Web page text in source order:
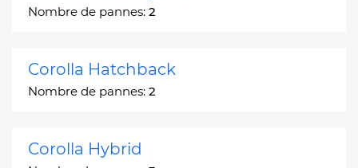
Nombre de pannes: 2
Corolla Hatchback
Nombre de pannes: 2
Corolla Hybrid